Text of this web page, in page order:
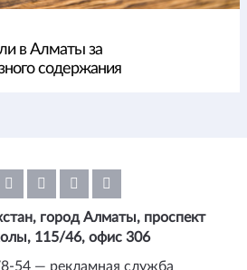
в Алматы за
содержания
город Алматы, проспект
115/46, офис 306
54 — рекламная служба